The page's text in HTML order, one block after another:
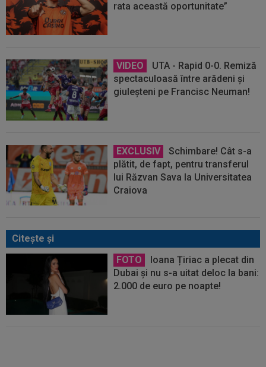
rata această oportunitate”
VIDEO
UTA - Rapid 0-0. Remiză
spectaculoasă între arădeni și
giuleșteni pe Francisc Neuman!
EXCLUSIV
Schimbare! Cât s-a
plătit, de fapt, pentru transferul
lui Răzvan Sava la Universitatea
Craiova
Citeşte şi
FOTO
Ioana Țiriac a plecat din
Dubai și nu s-a uitat deloc la bani:
2.000 de euro pe noapte!